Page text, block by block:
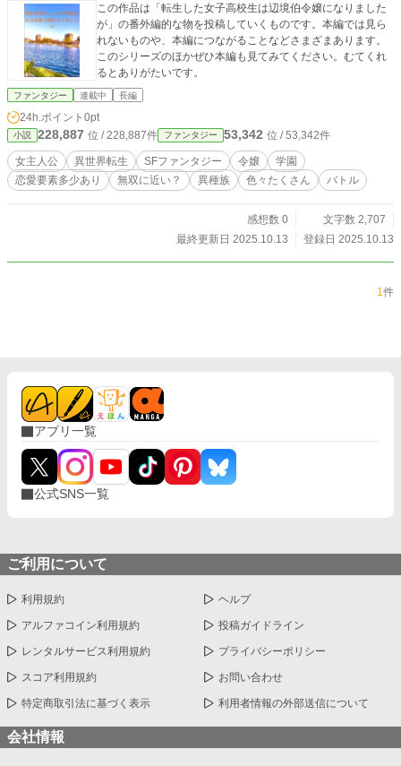
この作品は「転生した女子高校生は辺境伯令嬢になりました
が」の番外編的な物を投稿していくものです。本編では見ら
れないものや、本編につながることなどさまざまあります。
このシリーズのほかぜひ本編も見てみてください。むてくれ
るとありがたいです。
ファンタジー 連載中 長編
24h.ポイント 0pt
小説 228,887 位 / 228,887件 ファンタジー 53,342 位 / 53,342件
女主人公 異世界転生 SFファンタジー 令嬢
学園
恋愛要素多少あり
無双に近い？ 異種族 色々たくさん バトル
感想数 0
文字数 2,707
最終更新日 2025.10.13
登録日 2025.10.13
1件
アプリ一覧
公式SNS一覧
ご利用について
利用規約 ヘルプ
アルファコイン利用規約 投稿ガイドライン
レンタルサービス利用規約 プライバシーポリシー
スコア利用規約 お問い合わせ
特定商取引法に基づく表示 利用者情報の外部送信について
会社情報